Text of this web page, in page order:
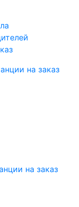
на заказ
на заказ